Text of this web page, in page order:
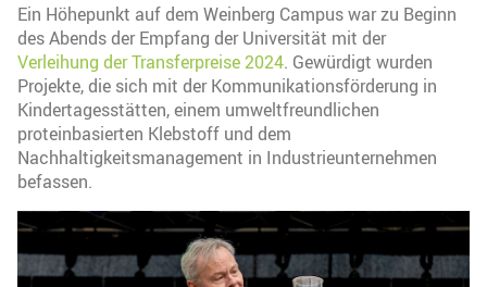
Ein Höhepunkt auf dem Weinberg Campus war zu Beginn
des Abends der Empfang der Universität mit der
Verleihung der Transferpreise 2024. Gewürdigt wurden
Projekte, die sich mit der Kommunikationsförderung in
Kindertagesstätten, einem umweltfreundlichen
proteinbasierten Klebstoff und dem
Nachhaltigkeitsmanagement in Industrieunternehmen
befassen.